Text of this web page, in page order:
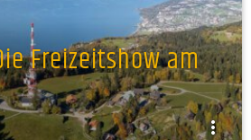
Freizeitshow am
more_vert